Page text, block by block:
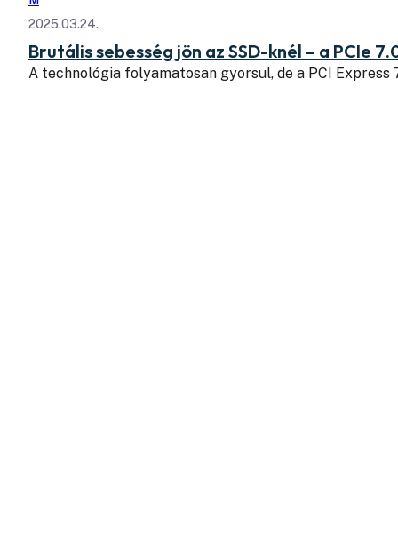
2025.03.24.
Brutális sebesség jön az SSD-knél – a PCIe
A technológia folyamatosan gyorsul, de a PCI Express